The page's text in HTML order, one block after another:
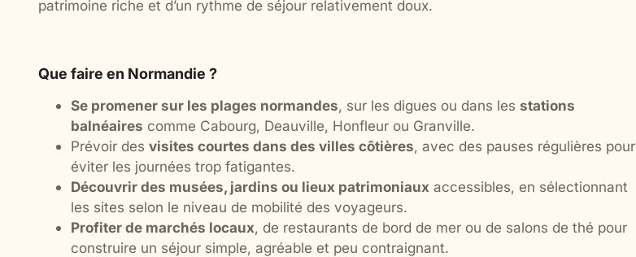
patrimoine riche et d’un rythme de séjour relativement doux.
Que faire en Normandie ?
Se promener sur les plages normandes, sur les digues ou dans les stations
balnéaires comme Cabourg, Deauville, Honfleur ou Granville.
Prévoir des visites courtes dans des villes côtières, avec des pauses régulières pour
éviter les journées trop fatigantes.
Découvrir des musées, jardins ou lieux patrimoniaux accessibles, en sélectionnant
les sites selon le niveau de mobilité des voyageurs.
Profiter de marchés locaux, de restaurants de bord de mer ou de salons de thé pour
construire un séjour simple, agréable et peu contraignant.